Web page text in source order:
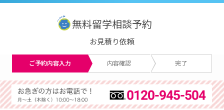
無料留学相談予約
お見積り依頼
ご予約内容入力 内容確認 完了